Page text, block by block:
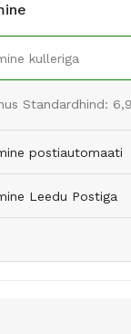
kulleriga
Standardhind:
postiautomaati
Leedu Postiga